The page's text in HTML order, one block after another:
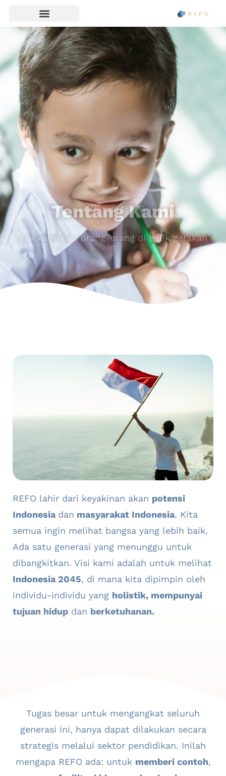
Tentang Kami
Visi kami dan orang-orang di balik gerakan
ini
REFO lahir dari keyakinan akan potensi
Indonesia dan masyarakat Indonesia. Kita
semua ingin melihat bangsa yang lebih baik.
Ada satu generasi yang menunggu untuk
dibangkitkan. Visi kami adalah untuk melihat
Indonesia 2045, di mana kita dipimpin oleh
individu-individu yang holistik, mempunyai
tujuan hidup dan berketuhanan.
Tugas besar untuk mengangkat seluruh
generasi ini, hanya dapat dilakukan secara
strategis melalui sektor pendidikan. Inilah
mengapa REFO ada: untuk memberi contoh,